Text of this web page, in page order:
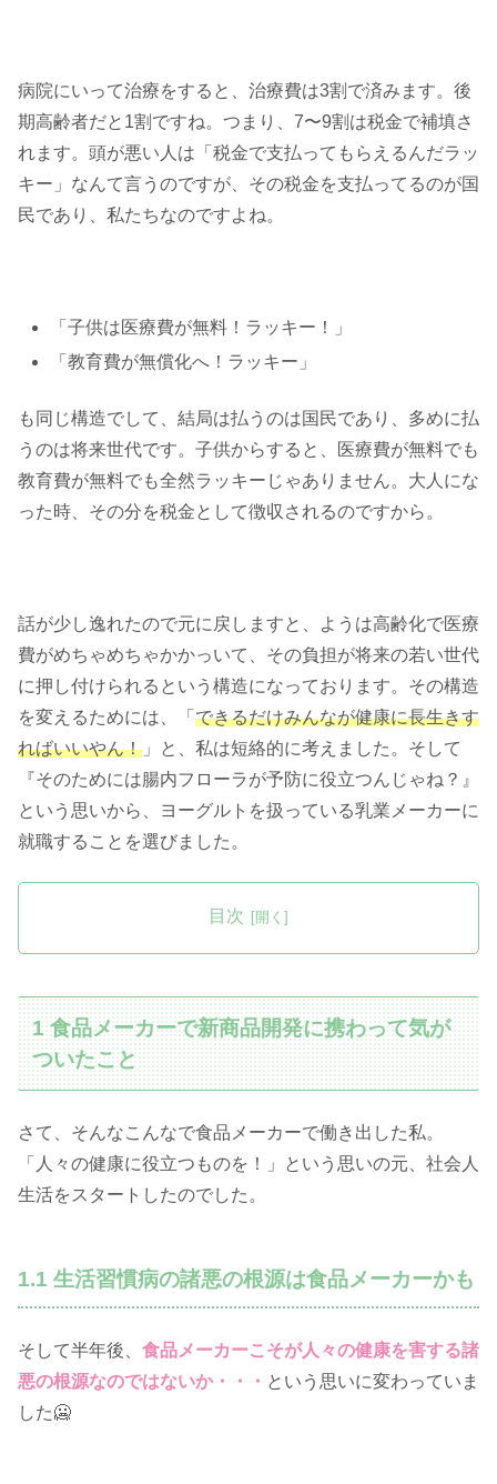
病院にいって治療をすると、治療費は3割で済みます。後
期高齢者だと1割ですね。つまり、7〜9割は税金で補填さ
れます。頭が悪い人は「税金で支払ってもらえるんだラッ
キー」なんて言うのですが、その税金を支払ってるのが国
民であり、私たちなのですよね。
「子供は医療費が無料！ラッキー！」
「教育費が無償化へ！ラッキー」
も同じ構造でして、結局は払うのは国民であり、多めに払
うのは将来世代です。子供からすると、医療費が無料でも
教育費が無料でも全然ラッキーじゃありません。大人にな
った時、その分を税金として徴収されるのですから。
話が少し逸れたので元に戻しますと、ようは高齢化で医療
費がめちゃめちゃかかっいて、その負担が将来の若い世代
に押し付けられるという構造になっております。その構造
を変えるためには、「 できるだけみんなが健康に長生きす
ればいいやん！ 」と、私は短絡的に考えました。そして
『そのためには腸内フローラが予防に役立つんじゃね？』
という思いから、ヨーグルトを扱っている乳業メーカーに
就職することを選びました。
目次
1 食品メーカーで新商品開発に携わって気が
ついたこと
さて、そんなこんなで食品メーカーで働き出した私。
「人々の健康に役立つものを！」という思いの元、社会人
生活をスタートしたのでした。
1.1 生活習慣病の諸悪の根源は食品メーカーかも
そして半年後、 食品メーカーこそが人々の健康を害する諸
悪の根源なのではないか・・・ という思いに変わっていま
した🥶